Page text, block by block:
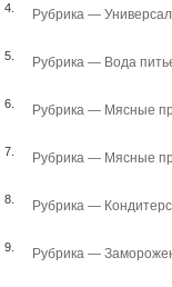
4. Рубрика —
5. Рубрика — Вода
6. Рубрика — Мясные
7. Рубрика — Мясные
8. Рубрика —
9. Рубрика —